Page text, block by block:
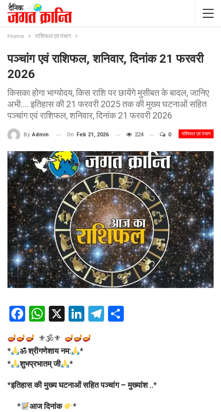
Home राशिफल एवं पंचाग
पञ्चांग एवं राशिफल, शनिवार, दिनांक 21 फरवरी
2026
किसका होगा भाग्योदय, किस राशि पर छायेंगे मुसीबत के बादल, जानिए
अभी.... इतिहास की 21 फरवरी 2025 तक की मुख्य घटनाओं सहित
पञ्चांग एवं राशिफल, शनिवार, दिनांक 21 फरवरी 2026
राशिफल एवं पंचाग
By Admin On Feb 21, 2026 224 0
Facebook
WhatsApp
X LinkedIn
Telegram
⚜🕉⚜
*
ॐ श्रीगणेशाय नम:
*
*
शुभप्रभातम् जी *
*इतिहास की मुख्य घटनाओं सहित पञ्चांग – मुख्यांश ..*
* आज दिनांक
*